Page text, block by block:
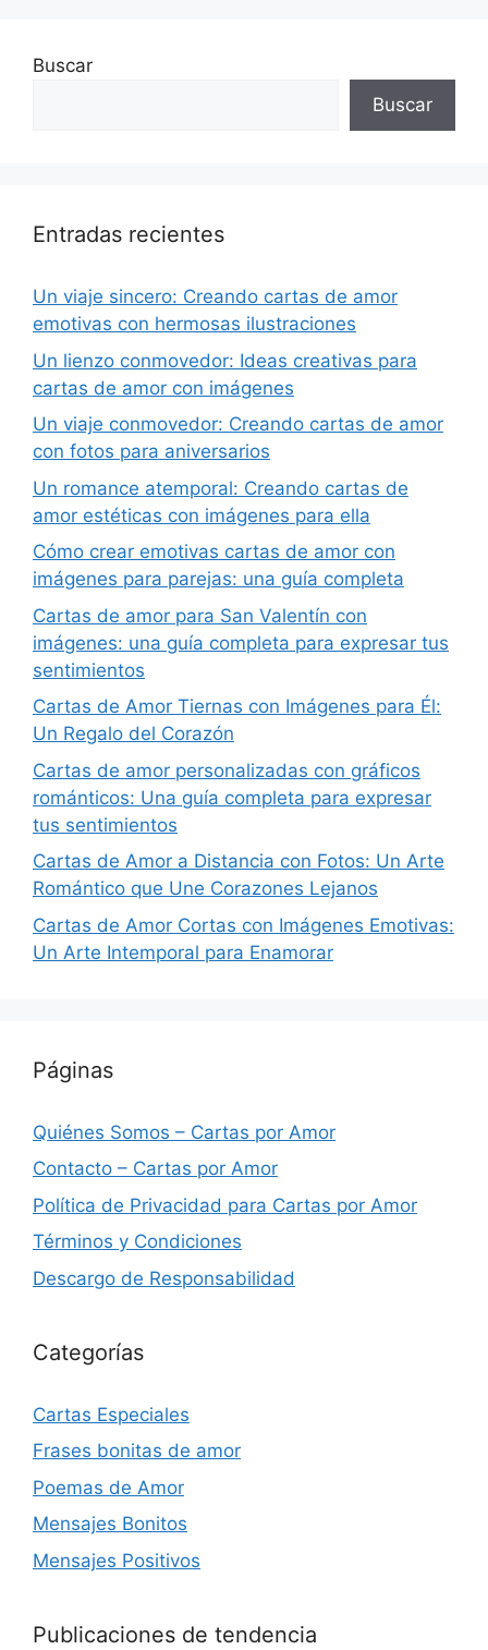
Buscar
Buscar
Entradas recientes
Un viaje sincero: Creando cartas de amor
emotivas con hermosas ilustraciones
Un lienzo conmovedor: Ideas creativas para
cartas de amor con imágenes
Un viaje conmovedor: Creando cartas de amor
con fotos para aniversarios
Un romance atemporal: Creando cartas de
amor estéticas con imágenes para ella
Cómo crear emotivas cartas de amor con
imágenes para parejas: una guía completa
Cartas de amor para San Valentín con
imágenes: una guía completa para expresar tus
sentimientos
Cartas de Amor Tiernas con Imágenes para Él:
Un Regalo del Corazón
Cartas de amor personalizadas con gráficos
románticos: Una guía completa para expresar
tus sentimientos
Cartas de Amor a Distancia con Fotos: Un Arte
Romántico que Une Corazones Lejanos
Cartas de Amor Cortas con Imágenes Emotivas:
Un Arte Intemporal para Enamorar
Páginas
Quiénes Somos – Cartas por Amor
Contacto – Cartas por Amor
Política de Privacidad para Cartas por Amor
Términos y Condiciones
Descargo de Responsabilidad
Categorías
Cartas Especiales
Frases bonitas de amor
Poemas de Amor
Mensajes Bonitos
Mensajes Positivos
Publicaciones de tendencia